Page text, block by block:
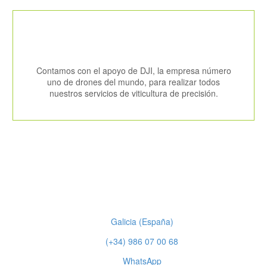
Contamos con el apoyo de DJI, la empresa número
uno de drones del mundo, para realizar todos
nuestros servicios de viticultura de precisión.
Galicia (España)
(+34) 986 07 00 68
WhatsApp